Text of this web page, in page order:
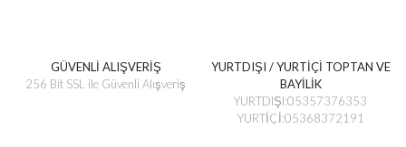
GÜVENLİ ALIŞVERİŞ
256 Bit SSL ile Güvenli Alışveriş
YURTDIŞI / YURTİÇİ TOPTAN VE
BAYİLİK
YURTDIŞI:05357376353
YURTİÇİ:05368372191